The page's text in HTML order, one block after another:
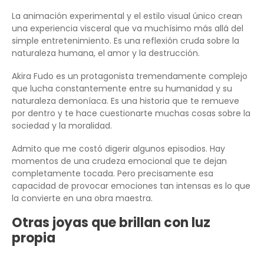
La animación experimental y el estilo visual único crean
una experiencia visceral que va muchísimo más allá del
simple entretenimiento. Es una reflexión cruda sobre la
naturaleza humana, el amor y la destrucción.
Akira Fudo es un protagonista tremendamente complejo
que lucha constantemente entre su humanidad y su
naturaleza demoníaca. Es una historia que te remueve
por dentro y te hace cuestionarte muchas cosas sobre la
sociedad y la moralidad.
Admito que me costó digerir algunos episodios. Hay
momentos de una crudeza emocional que te dejan
completamente tocada. Pero precisamente esa
capacidad de provocar emociones tan intensas es lo que
la convierte en una obra maestra.
Otras joyas que brillan con luz
propia